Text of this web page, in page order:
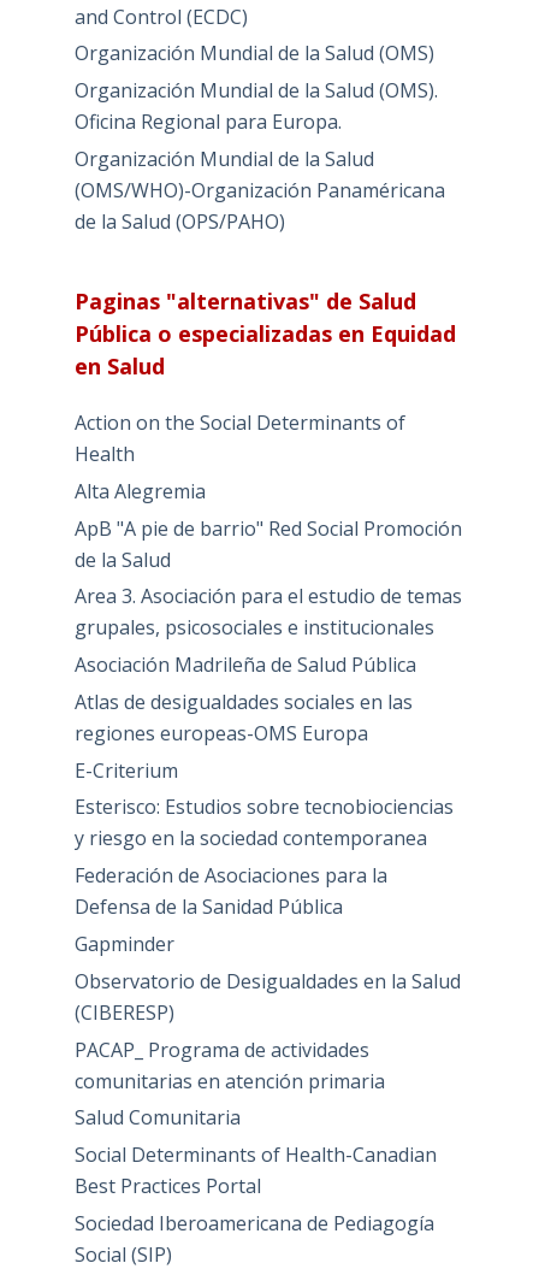
and Control (ECDC)
Organización Mundial de la Salud (OMS)
Organización Mundial de la Salud (OMS).
Oficina Regional para Europa.
Organización Mundial de la Salud
(OMS/WHO)-Organización Panaméricana
de la Salud (OPS/PAHO)
Paginas "alternativas" de Salud
Pública o especializadas en Equidad
en Salud
Action on the Social Determinants of
Health
Alta Alegremia
ApB "A pie de barrio" Red Social Promoción
de la Salud
Area 3. Asociación para el estudio de temas
grupales, psicosociales e institucionales
Asociación Madrileña de Salud Pública
Atlas de desigualdades sociales en las
regiones europeas-OMS Europa
E-Criterium
Esterisco: Estudios sobre tecnobiociencias
y riesgo en la sociedad contemporanea
Federación de Asociaciones para la
Defensa de la Sanidad Pública
Gapminder
Observatorio de Desigualdades en la Salud
(CIBERESP)
PACAP_ Programa de actividades
comunitarias en atención primaria
Salud Comunitaria
Social Determinants of Health-Canadian
Best Practices Portal
Sociedad Iberoamericana de Pediagogía
Social (SIP)